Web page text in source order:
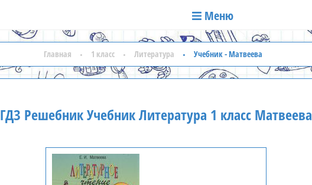
Меню
Главная 1 класс Литература Учебник - Матвеева
ГДЗ Решебник Учебник Литература 1 класс Матвеева